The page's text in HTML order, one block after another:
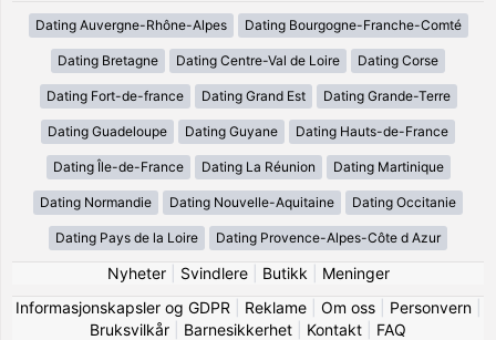
Dating Auvergne-Rhône-Alpes Dating Bourgogne-Franche-Comté
Dating Bretagne Dating Centre-Val de Loire Dating Corse
Dating Fort-de-france Dating Grand Est Dating Grande-Terre
Dating Guadeloupe Dating Guyane Dating Hauts-de-France
Dating Île-de-France Dating La Réunion Dating Martinique
Dating Normandie Dating Nouvelle-Aquitaine Dating Occitanie
Dating Pays de la Loire Dating Provence-Alpes-Côte d Azur
Nyheter| Svindlere| Butikk
Meninger
Informasjonskapsler og GDPR
Reklame| Om oss| Personvern|
Bruksvilkår
Barnesikkerhet Kontakt FAQ